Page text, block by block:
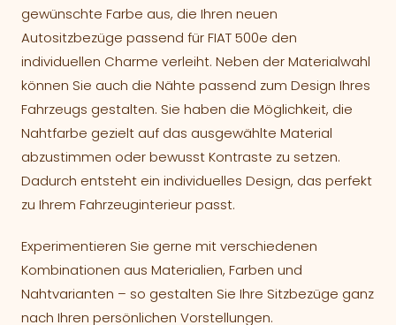
gewünschte Farbe aus, die Ihren neuen
Autositzbezüge passend für FIAT 500e den
individuellen Charme verleiht. Neben der Materialwahl
können Sie auch die Nähte passend zum Design Ihres
Fahrzeugs gestalten. Sie haben die Möglichkeit, die
Nahtfarbe gezielt auf das ausgewählte Material
abzustimmen oder bewusst Kontraste zu setzen.
Dadurch entsteht ein individuelles Design, das perfekt
zu Ihrem Fahrzeuginterieur passt.
Experimentieren Sie gerne mit verschiedenen
Kombinationen aus Materialien, Farben und
Nahtvarianten – so gestalten Sie Ihre Sitzbezüge ganz
nach Ihren persönlichen Vorstellungen.